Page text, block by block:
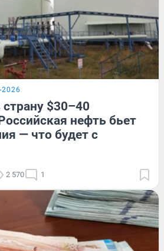
$30–40
нефть бьет
— что будет с
2 570 1